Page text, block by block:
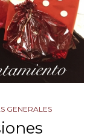
GENERALES